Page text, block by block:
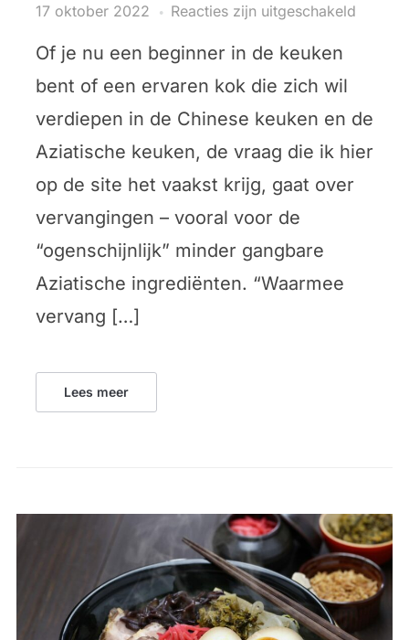
17 oktober 2022 Reacties zijn uitgeschakeld
Of je nu een beginner in de keuken
bent of een ervaren kok die zich wil
verdiepen in de Chinese keuken en de
Aziatische keuken, de vraag die ik hier
op de site het vaakst krijg, gaat over
vervangingen – vooral voor de
“ogenschijnlijk” minder gangbare
Aziatische ingrediënten. “Waarmee
vervang […]
Lees meer